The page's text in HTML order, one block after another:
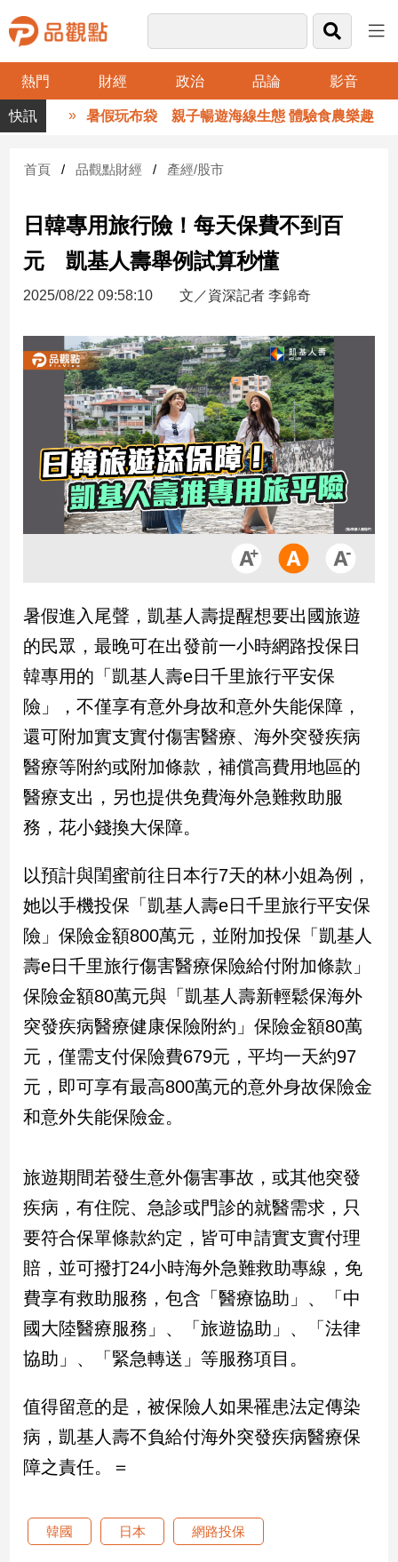
熱門 財經 政治 品論 影音
品
觀
財
台
財
新
產
經/
地
產
品
政
治
政
治
焦
觀
點
民
調
會
點
觀
點
兩
岸/
際
社
方
新
病
毒
專
區
南
灣
觀
點
台
暑假玩布袋 親子暢遊海線生態 體驗食農樂趣
首頁 品觀點財經 產經/股市
日韓專用旅行險！每天保費不到百
元 凱基人壽舉例試算秒懂
2025/08/22 09:58:10 文／資深記者 李錦奇
暑假進入尾聲，凱基人壽提醒想要出國旅遊
的民眾，最晚可在出發前一小時網路投保日
韓專用的「凱基人壽e日千里旅行平安保
險」，不僅享有意外身故和意外失能保障，
還可附加實支實付傷害醫療、海外突發疾病
醫療等附約或附加條款，補償高費用地區的
醫療支出，另也提供免費海外急難救助服
務，花小錢換大保障。
以預計與閨蜜前往日本行7天的林小姐為例，
她以手機投保「凱基人壽e日千里旅行平安保
險」保險金額800萬元，並附加投保「凱基人
壽e日千里旅行傷害醫療保險給付附加條款」
保險金額80萬元與「凱基人壽新輕鬆保海外
突發疾病醫療健康保險附約」保險金額80萬
元，僅需支付保險費679元，平均一天約97
元，即可享有最高800萬元的意外身故保險金
和意外失能保險金。
旅遊期間若發生意外傷害事故，或其他突發
疾病，有住院、急診或門診的就醫需求，只
要符合保單條款約定，皆可申請實支實付理
賠，並可撥打24小時海外急難救助專線，免
費享有救助服務，包含「醫療協助」、「中
國大陸醫療服務」、「旅遊協助」、「法律
協助」、「緊急轉送」等服務項目。
值得留意的是，被保險人如果罹患法定傳染
病，凱基人壽不負給付海外突發疾病醫療保
障之責任。＝
韓國 日本 網路投保